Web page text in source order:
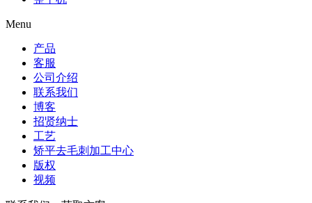
Menu
产品
客服
公司介绍
联系我们
博客
招贤纳士
工艺
矫平去毛刺加工中心
版权
视频